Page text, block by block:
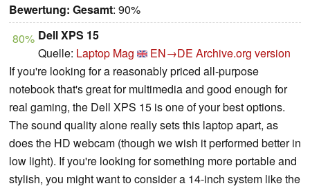
Bewertung: Gesamt: 90%
80% Dell XPS 15
Quelle: Laptop Mag EN→DE Archive.org version
If you're looking for a reasonably priced all-purpose
notebook that's great for multimedia and good enough for
real gaming, the Dell XPS 15 is one of your best options.
The sound quality alone really sets this laptop apart, as
does the HD webcam (though we wish it performed better in
low light). If you're looking for something more portable and
stylish, you might want to consider a 14-inch system like the